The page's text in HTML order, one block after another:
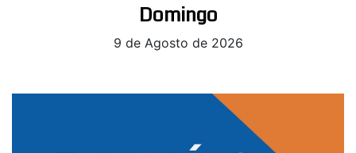
Domingo
9 de Agosto de 2026